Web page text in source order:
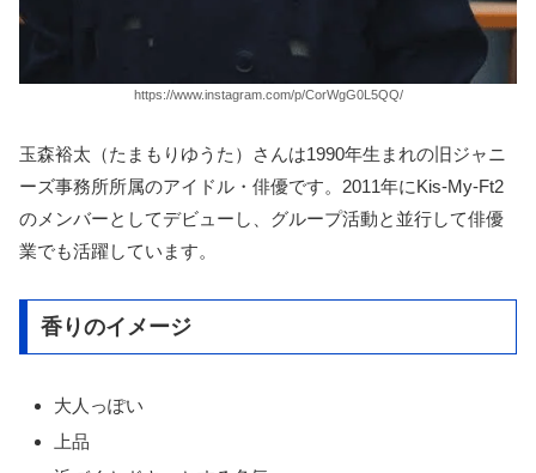
https://www.instagram.com/p/CorWgG0L5QQ/
玉森裕太（たまもりゆうた）さんは1990年生まれの旧ジャニ
ーズ事務所所属のアイドル・俳優です。2011年にKis-My-Ft2
のメンバーとしてデビューし、グループ活動と並行して俳優
業でも活躍しています。
香りのイメージ
大人っぽい
上品